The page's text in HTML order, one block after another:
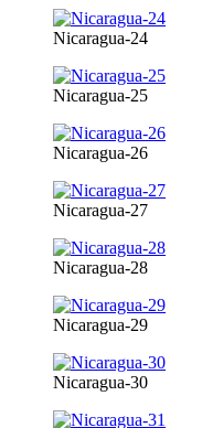
Nicaragua-24
Nicaragua-25
Nicaragua-26
Nicaragua-27
Nicaragua-28
Nicaragua-29
Nicaragua-30